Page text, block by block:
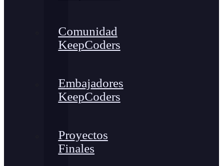
Comunidad
KeepCoders
Embajadores
KeepCoders
Proyectos
Finales